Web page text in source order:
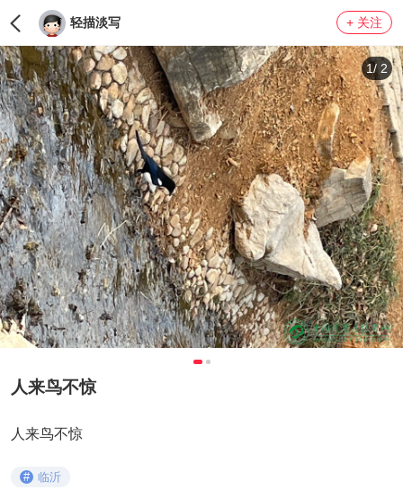
轻描淡写 + 关注
1/ 2
人来鸟不惊
人来鸟不惊
# 临沂